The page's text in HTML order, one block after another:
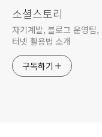
소셜스토리
자기계발, 블로그 운영팁
터넷 활용법 소개
구독하기